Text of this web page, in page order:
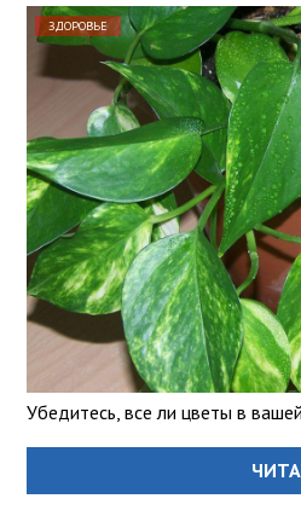
ЗДОРОВЬЕ
Убедитесь, все ли цветы в